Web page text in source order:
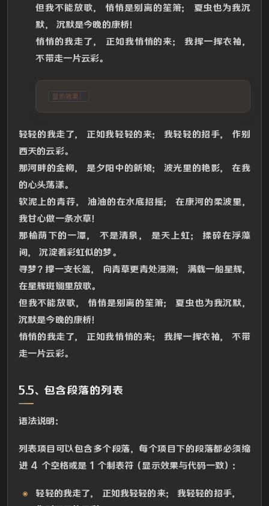
但我不能放歌， 悄悄是别离的笙箫； 夏虫也为我沉
默， 沉默是今晚的康桥！
悄悄的我走了， 正如我悄悄的来； 我挥一挥衣袖，
不带走一片云彩。
显示效果：
轻轻的我走了， 正如我轻轻的来； 我轻轻的招手， 作别
西天的云彩。
那河畔的金柳， 是夕阳中的新娘； 波光里的艳影， 在我
的心头荡漾。
软泥上的青荇， 油油的在水底招摇； 在康河的柔波里，
我甘心做一条水草！
那榆荫下的一潭， 不是清泉， 是天上虹； 揉碎在浮藻
间， 沉淀着彩虹似的梦。
寻梦？撑一支长篙， 向青草更青处漫溯； 满载一船星辉，
在星辉斑斓里放歌。
但我不能放歌， 悄悄是别离的笙箫； 夏虫也为我沉默，
沉默是今晚的康桥！
悄悄的我走了， 正如我悄悄的来； 我挥一挥衣袖， 不带
走一片云彩。
5.5、包含段落的列表
语法说明：
列表项目可以包含多个段落，每个项目下的段落都必须缩
进 4 个空格或是 1 个制表符（显示效果与代码一致）：
轻轻的我走了， 正如我轻轻的来； 我轻轻的招手，